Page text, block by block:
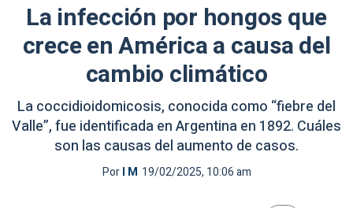
La infección por hongos que
crece en América a causa del
cambio climático
La coccidioidomicosis, conocida como “fiebre del
Valle”, fue identificada en Argentina en 1892. Cuáles
son las causas del aumento de casos.
PorI M 19/02/2025, 10:06 am